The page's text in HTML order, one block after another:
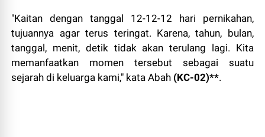
"Kaitan dengan tanggal 12-12-12 hari pernikahan,
tujuannya agar terus teringat. Karena, tahun, bulan,
tanggal, menit, detik tidak akan terulang lagi. Kita
memanfaatkan momen tersebut sebagai suatu
sejarah di keluarga kami," kata Abah (KC-02)**.